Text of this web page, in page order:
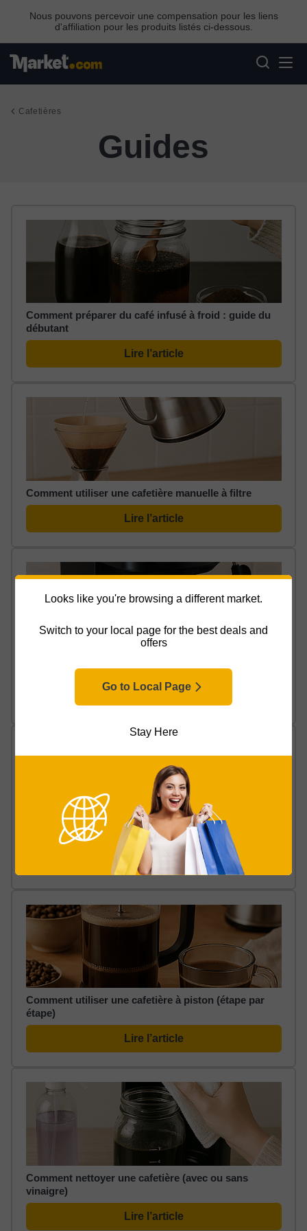
Looks like you're browsing a different market.
Switch to your local page for the best deals and
offers
Go to Local Page
Stay Here
Nous pouvons percevoir une compensation pour les liens
d'affiliation pour les produits listés ci-dessous.
Cafetières
Guides
Comment préparer du café infusé à froid : guide du
débutant
Lire l’article
Comment utiliser une cafetière manuelle à filtre
Lire l’article
Lire l’article
Comment utiliser une cafetière
Lire l’article
Comment utiliser une cafetière à piston (étape par
étape)
Lire l’article
Comment nettoyer une cafetière (avec ou sans
vinaigre)
Lire l’article